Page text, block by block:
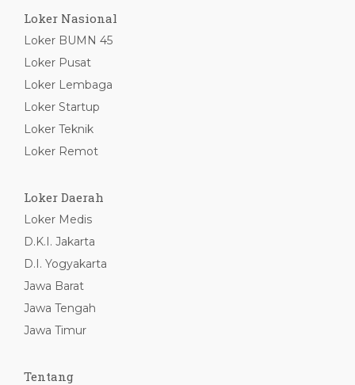
Loker Nasional
Loker BUMN 45
Loker Pusat
Loker Lembaga
Loker Startup
Loker Teknik
Loker Remot
Loker Daerah
Loker Medis
D.K.I. Jakarta
D.I. Yogyakarta
Jawa Barat
Jawa Tengah
Jawa Timur
Tentang